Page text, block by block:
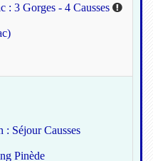
: 3 Gorges - 4 Causses
: Séjour Causses
Pinède